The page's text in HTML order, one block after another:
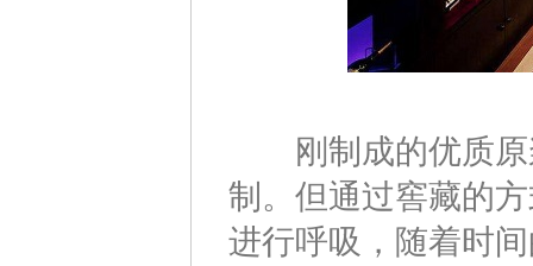
刚制成的优质原
制。但通过窖藏的
进行呼吸，随着时